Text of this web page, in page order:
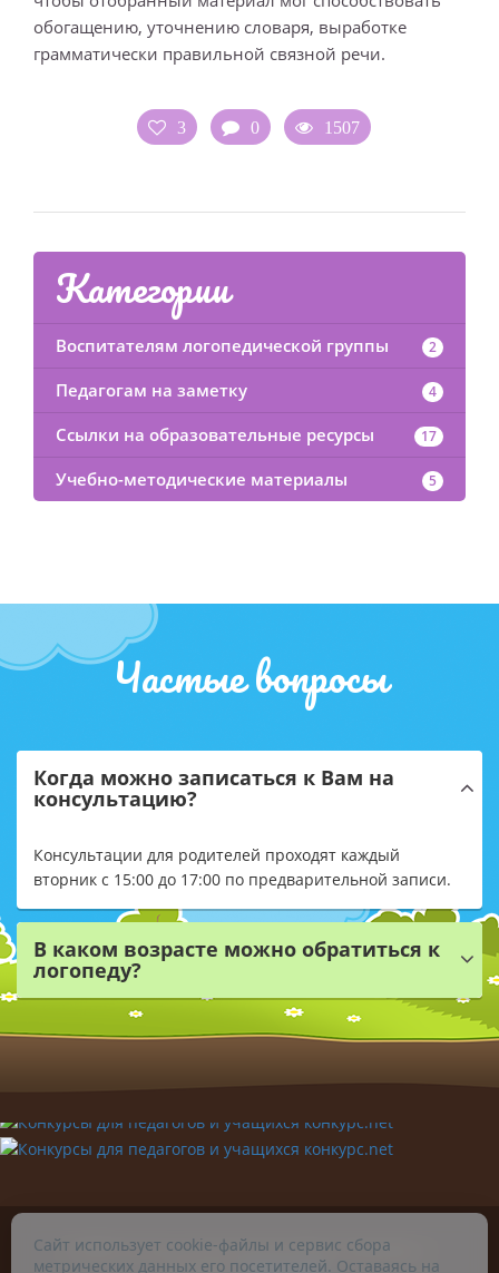
обогащению, уточнению словаря, выработке
грамматически правильной связной речи.
3 0 1507
Категории
Воспитателям логопедической группы 2
Педагогам на заметку 4
Ссылки на образовательные ресурсы 17
Учебно-методические материалы 5
Частые вопросы
Когда можно записаться к Вам на
консультацию?
Консультации для родителей проходят каждый
вторник с 15:00 до 17:00 по предварительной записи.
В каком возрасте можно обратиться к
логопеду?
© 2026. Учитель-логопед Чугунова Ирина Сергеевна. г.
Сайт использует cookie-файлы и сервис сбора
метрических данных его посетителей. Оставаясь на